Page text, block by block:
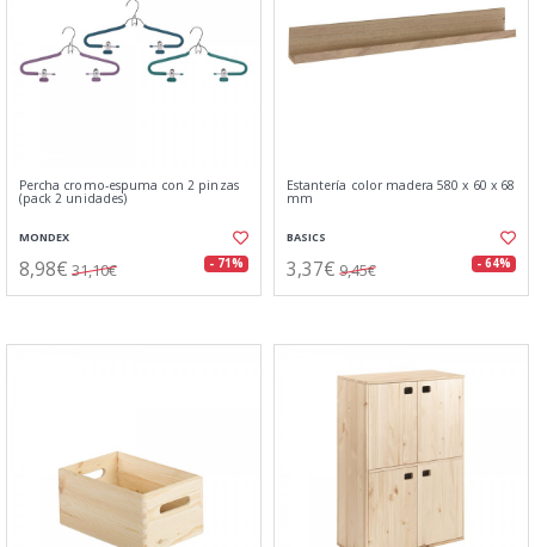
Percha cromo-espuma con 2 pinzas
(pack 2 unidades)
MONDEX
8,98€ 31,10€ - 71%
Estantería color madera 580 x 60 x 68
mm
BASICS
3,37€ 9,45€ - 64%